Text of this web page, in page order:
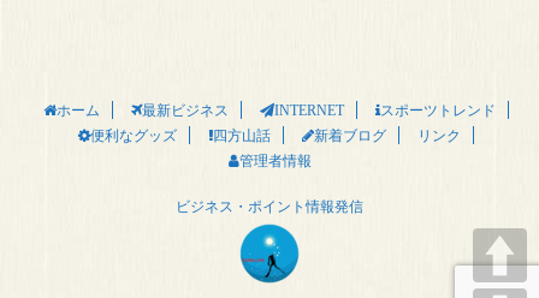
ホーム 最新ビジネス INTERNET
スポーツトレンド
便利なグッズ
四方山話 新着ブログ リンク
管理者情報
ビジネス・ポイント情報発信